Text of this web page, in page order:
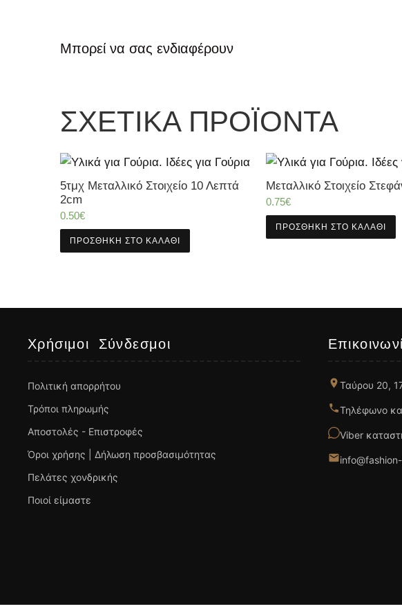
Μπορεί να σας ενδιαφέρουν
ΣΧΕΤΙΚΆ ΠΡΟΪΌΝΤΑ
5τμχ Μεταλλικό Στοιχείο 10 Λεπτά
2cm
0.50€
ΠΡΟΣΘΉΚΗ ΣΤΟ ΚΑΛΆΘΙ
Μεταλλικό Στοιχείο
0.75€
ΠΡΟΣΘΉΚΗ ΣΤΟ ΚΑΛΆΘΙ
Χρήσιμοι Σύνδεσμοι
Πολιτική απορρήτου
Τρόποι πληρωμής
Αποστολές - Επιστροφές
Όροι χρήσης | Δήλωση προσβασιμότητας
Πελάτες χονδρικής
Ποιοί είμαστε
Ταύρου 20,
Τηλέφωνο
Viber